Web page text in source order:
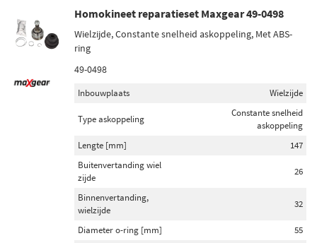
Homokineet reparatieset Maxgear 49-0498
Wielzijde, Constante snelheid askoppeling, Met ABS-
ring
49-0498
Inbouwplaats Wielzijde
Type askoppeling
Constante snelheid
askoppeling
Lengte [mm]
147
Buitenvertanding wiel
zijde
26
Binnenvertanding,
wielzijde
32
Diameter o-ring [mm]
55